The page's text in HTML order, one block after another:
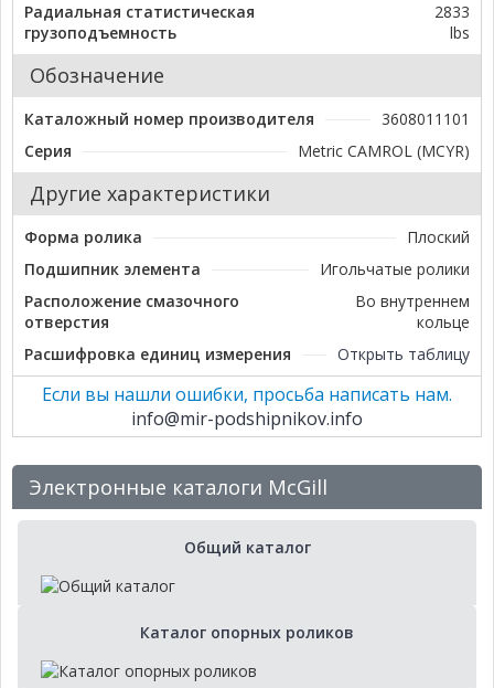
Радиальная статистическая
грузоподъемность
2833
lbs
Обозначение
Каталожный номер производителя
3608011101
Серия
Metric CAMROL (MCYR)
Другие характеристики
Форма ролика
Плоский
Подшипник элемента
Игольчатые ролики
Расположение смазочного
отверстия
Во внутреннем
кольце
Расшифровка единиц измерения
Открыть таблицу
Если вы нашли ошибки, просьба написать нам.
info@mir-podshipnikov.info
Электронные каталоги McGill
Общий каталог
Каталог опорных роликов